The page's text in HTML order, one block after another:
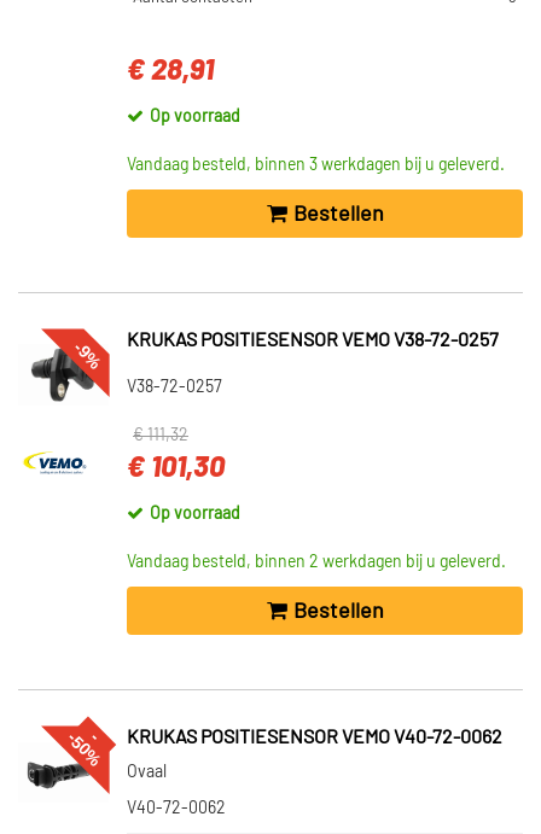
€ 28,91
Op voorraad
Vandaag besteld, binnen 3 werkdagen bij u geleverd.
Bestellen
-9% KRUKAS POSITIESENSOR VEMO V38-72-0257
V38-72-0257
€ 111,32
€ 101,30
Op voorraad
Vandaag besteld, binnen 2 werkdagen bij u geleverd.
Bestellen
--
5
0
% KRUKAS POSITIESENSOR VEMO V40-72-0062
Ovaal
V40-72-0062